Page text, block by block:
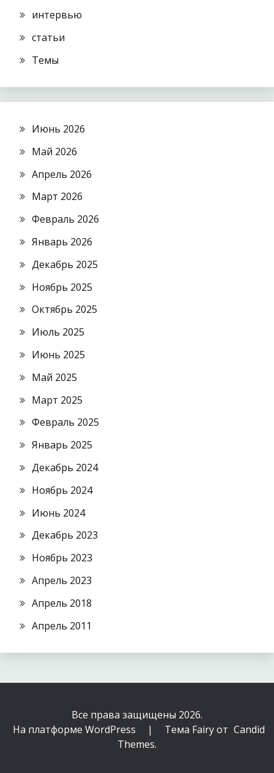
интервью
статьи
Темы
Июнь 2026
Май 2026
Апрель 2026
Март 2026
Февраль 2026
Январь 2026
Декабрь 2025
Ноябрь 2025
Октябрь 2025
Июль 2025
Июнь 2025
Май 2025
Март 2025
Февраль 2025
Январь 2025
Декабрь 2024
Ноябрь 2024
Июнь 2024
Декабрь 2023
Ноябрь 2023
Апрель 2023
Апрель 2018
Апрель 2011
Все права защищены 2026.
На платформе WordPress
| Тема Fairy от Candid
Themes.